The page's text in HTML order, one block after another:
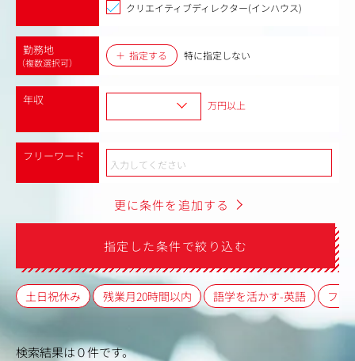
クリエイティブディレクター(インハウス)
勤務地
（複数選択可）
指定する 特に指定しない
年収 万円以上
フリーワード
更に条件を追加する
指定した条件で絞り込む
土日祝休み 残業月20時間以内 語学を活かす-英語 フレ
検索結果は０件です。